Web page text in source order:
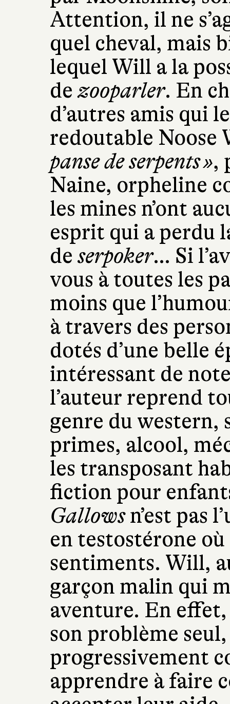
Attention, il ne
quel cheval, mais
lequel Will a la
dezooparler. En
d’autres amis qui
redoutable
panse de serpents »,
Naine, orpheline
les mines n’ont
esprit qui a perdu
de serpoker… Si
vous à toutes les
moins que
à travers des
dotés d’une belle
intéressant de
l’auteur reprend
genre du western,
primes, alcool,
les transposant
fiction pour
Gallowsn’est pas
en testostérone où
sentiments. Will,
garçon malin qui
aventure. En
son problème
progressivement
apprendre à faire